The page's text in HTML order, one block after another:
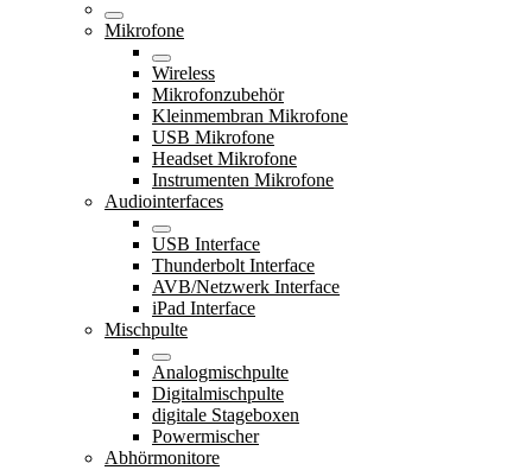
Mikrofone
Wireless
Mikrofonzubehör
Kleinmembran Mikrofone
USB Mikrofone
Headset Mikrofone
Instrumenten Mikrofone
Audiointerfaces
USB Interface
Thunderbolt Interface
AVB/Netzwerk Interface
iPad Interface
Mischpulte
Analogmischpulte
Digitalmischpulte
digitale Stageboxen
Powermischer
Abhörmonitore